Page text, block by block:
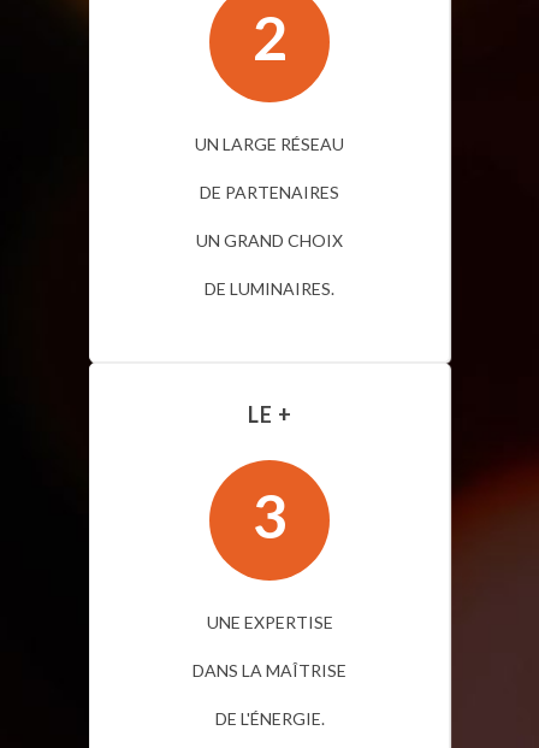
2
UN LARGE RÉSEAU
DE PARTENAIRES
UN GRAND CHOIX
DE LUMINAIRES.
LE +
3
UNE EXPERTISE
DANS LA MAÎTRISE
DE L'ÉNERGIE.